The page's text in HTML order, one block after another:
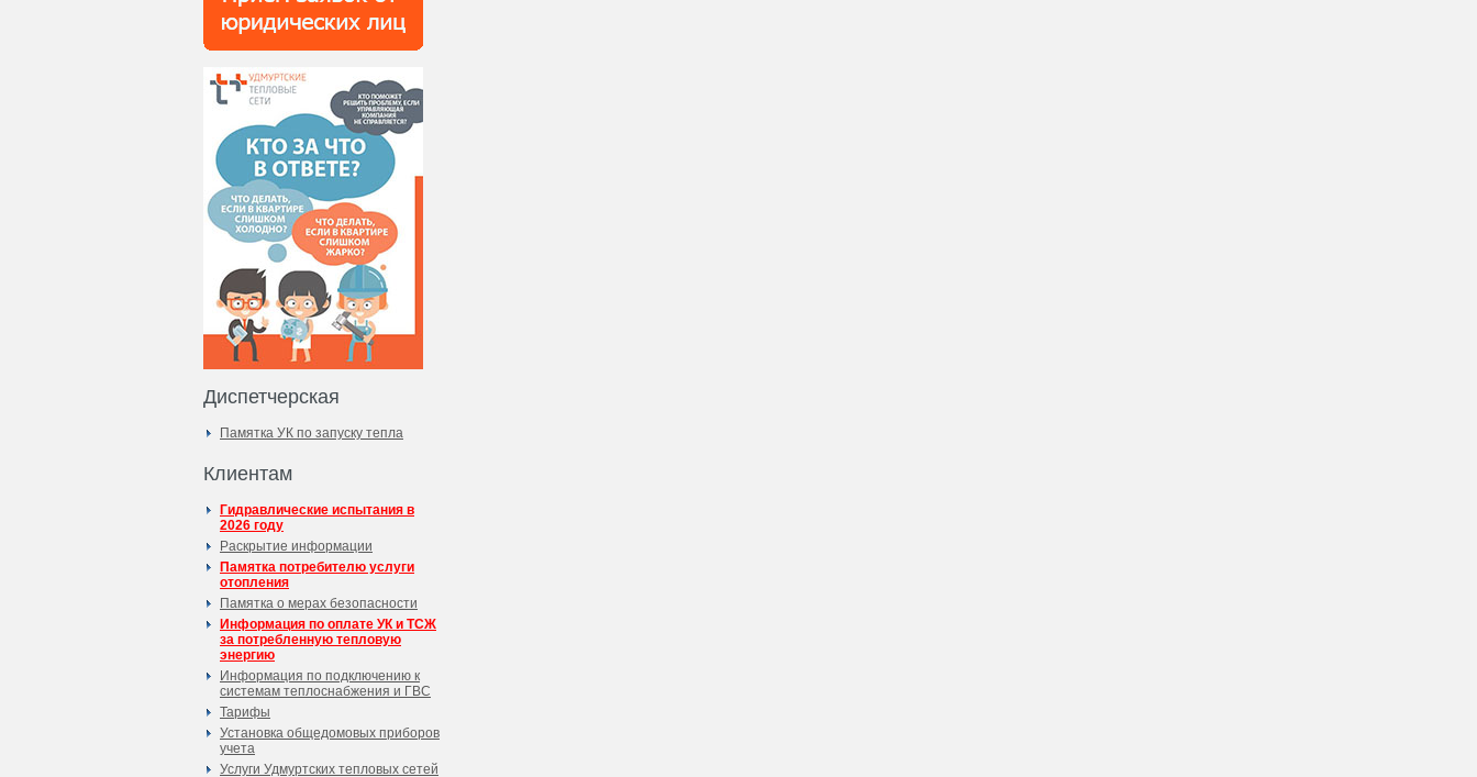
Диспетчерская
Памятка УК по запуску тепла
Клиентам
Гидравлические испытания в
2026 году
Раскрытие информации
Памятка потребителю услуги
отопления
Памятка о мерах безопасности
Информация по оплате УК и ТСЖ
за потребленную тепловую
энергию
Информация по подключению к
системам теплоснабжения и ГВС
Тарифы
Установка общедомовых приборов
учета
Услуги Удмуртских тепловых сетей